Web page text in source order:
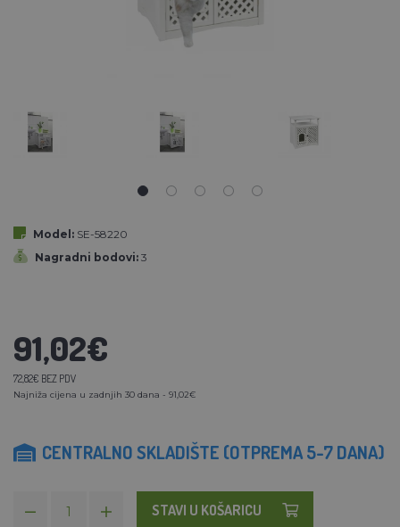
Model: SE-58220
Nagradni bodovi: 3
91,02€
72,82€ BEZ PDV
Najniža cijena u zadnjih 30 dana - 91,02€
CENTRALNO SKLADIŠTE (OTPREMA 5-7 DANA)
STAVI U KOŠARICU